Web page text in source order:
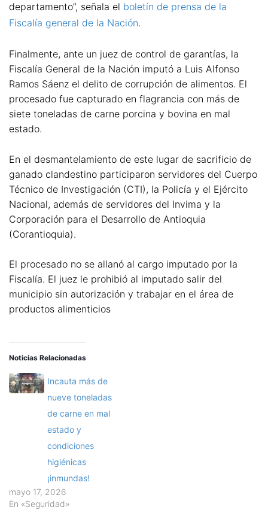
departamento”, señala el boletín de prensa de la
Fiscalía general de la Nación.
Finalmente, ante un juez de control de garantías, la
Fiscalía General de la Nación imputó a Luis Alfonso
Ramos Sáenz el delito de corrupción de alimentos. El
procesado fue capturado en flagrancia con más de
siete toneladas de carne porcina y bovina en mal
estado.
En el desmantelamiento de este lugar de sacrificio de
ganado clandestino participaron servidores del Cuerpo
Técnico de Investigación (CTI), la Policía y el Ejército
Nacional, además de servidores del Invima y la
Corporación para el Desarrollo de Antioquia
(Corantioquia).
El procesado no se allanó al cargo imputado por la
Fiscalía. El juez le prohibió al imputado salir del
municipio sin autorización y trabajar en el área de
productos alimenticios
Noticias Relacionadas
Incauta más de
nueve toneladas
de carne en mal
estado y
condiciones
higiénicas
¡inmundas!
mayo 17, 2026
En «Seguridad»